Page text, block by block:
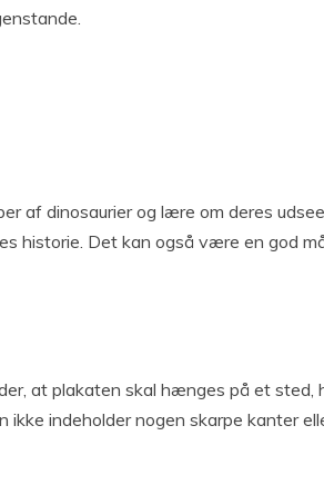
af dinosaurier og lære om deres
historie. Det kan også være en god
at plakaten skal hænges på et sted,
indeholder nogen skarpe kanter